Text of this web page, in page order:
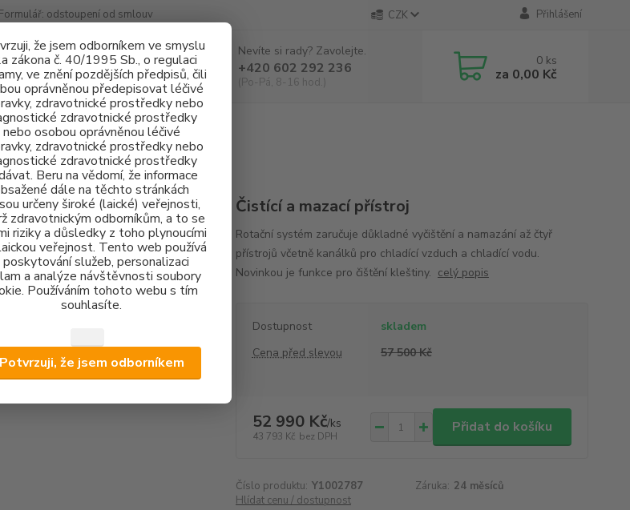
že jsem odborníkem ve smyslu
zákona č. 40/1995 Sb., o regulaci
ve znění pozdějších předpisů, čili
oprávněnou předepisovat léčivé
zdravotnické prostředky nebo
zdravotnické prostředky
nebo osobou oprávněnou léčivé
zdravotnické prostředky nebo
zdravotnické prostředky
Beru na vědomí, že informace
dále na těchto stránkách
určeny široké (laické) veřejnosti,
zdravotnickým odborníkům, a to se
riziky a důsledky z toho plynoucími
veřejnost. Tento web používá
poskytování služeb, personalizaci
a analýze návštěvnosti soubory
Používáním tohoto webu s tím
souhlasíte.
Potvrzuji, že jsem odborníkem
Formulář: odstoupení od smlouv CZK Přihlášení
Hledat
Nevíte si rady? Zavolejte.
+420 602 292 236
(Po-Pá, 8-16 hod.)
0 ks
za 0,00 Kč
NSK iCare typ C2
C2
Čistící a mazací přístroj
Rotační systém zaručuje důkladné vyčištění a namazání až čtyř
přístrojů včetně kanálků pro chladící vzduch a chladící vodu.
Novinkou je funkce pro čištění kleštiny. celý popis
Dostupnost
skladem
Cena před slevou
57 500 Kč
52 990 Kč/ks
43 793 Kč bez DPH
Přidat do košíku
Číslo produktu: Y1002787 Záruka: 24 měsíců
Hlídat cenu / dostupnost